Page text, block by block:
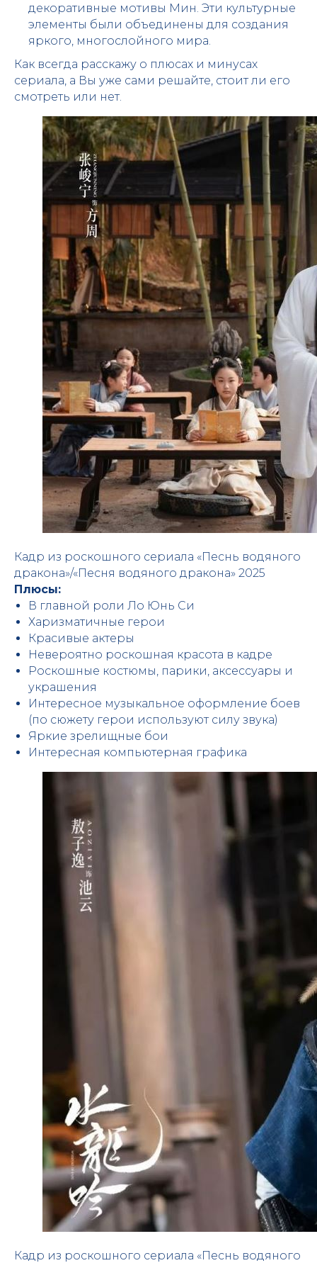
декоративные мотивы Мин. Эти культурные
элементы были объединены для создания
яркого, многослойного мира.
Как всегда расскажу о плюсах и минусах
сериала, а Вы уже сами решайте, стоит ли его
смотреть или нет.
Кадр из роскошного сериала «Песнь водяного
дракона»/«Песня водяного дракона» 2025
Плюсы:
В главной роли Ло Юнь Си
Харизматичные герои
Красивые актеры
Невероятно роскошная красота в кадре
Роскошные костюмы, парики, аксессуары и
украшения
Интересное музыкальное оформление боев
(по сюжету герои используют силу звука)
Яркие зрелищные бои
Интересная компьютерная графика
Кадр из роскошного сериала «Песнь водяного